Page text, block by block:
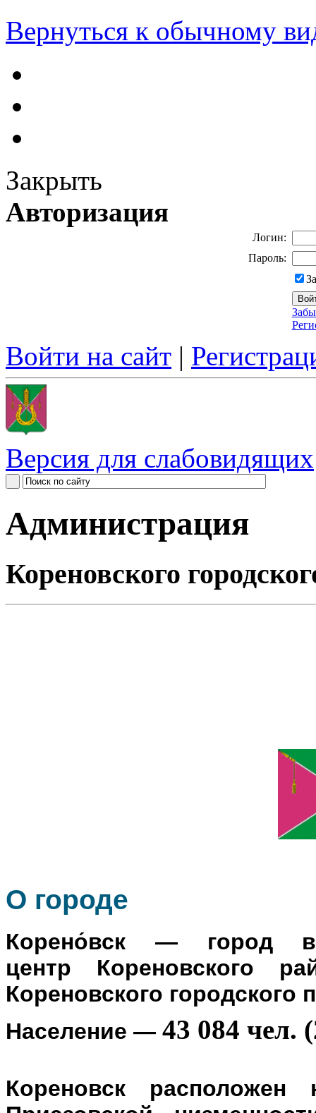
Вернуться к обычному
Закрыть
Авторизация
Логин:
Пароль:
Войти на сайт |
Версия для слабовидящих
Администрация
Кореновского
О городе
Корено́вск — город в
центр Кореновского
Кореновского городского
Население — 43 084 чел.
Кореновск